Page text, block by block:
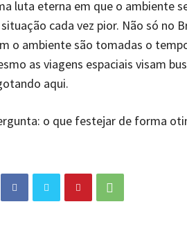
luta eterna em que o ambiente
cada vez pior. Não só no
o ambiente são tomadas o
as viagens espaciais visam
aqui.
o que festejar de forma